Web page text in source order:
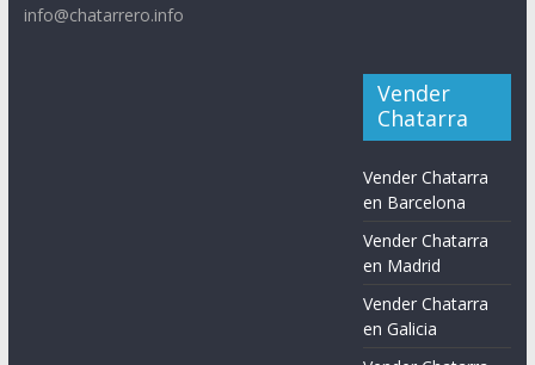
info@chatarrero.info
Vender
Chatarra
Vender Chatarra
en Barcelona
Vender Chatarra
en Madrid
Vender Chatarra
en Galicia